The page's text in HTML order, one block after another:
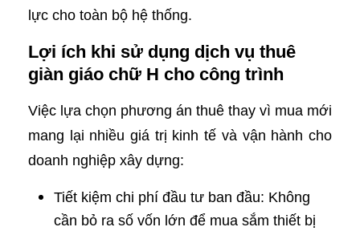
lực cho toàn bộ hệ thống.
Lợi ích khi sử dụng dịch vụ thuê
giàn giáo chữ H cho công trình
Việc lựa chọn phương án thuê thay vì mua mới
mang lại nhiều giá trị kinh tế và vận hành cho
doanh nghiệp xây dựng:
Tiết kiệm chi phí đầu tư ban đầu: Không
cần bỏ ra số vốn lớn để mua sắm thiết bị